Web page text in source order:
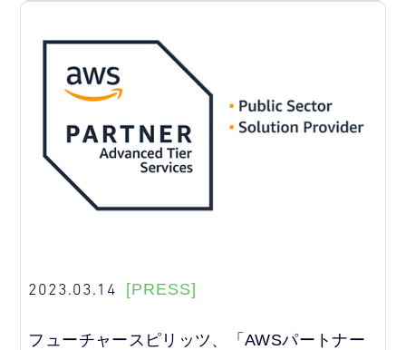
2023.03.14 [PRESS]
フューチャースピリッツ、「AWSパートナー